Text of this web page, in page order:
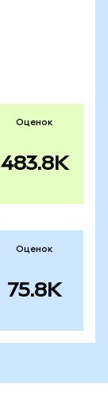
Оценок
483.8K
Оценок
75.8K